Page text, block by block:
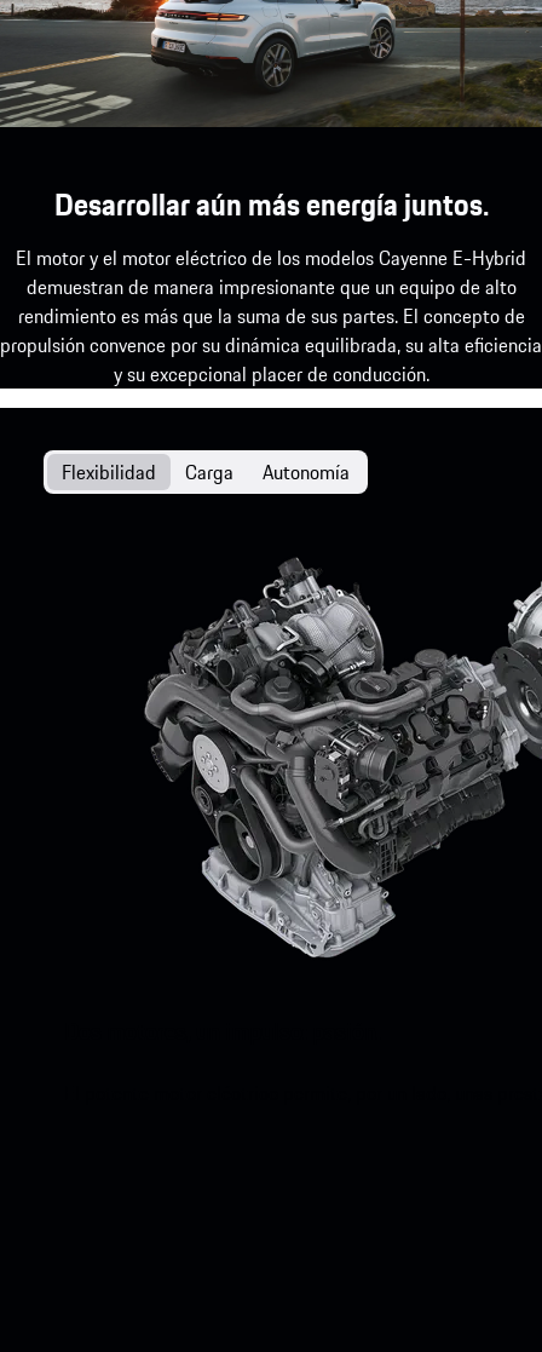
Desarrollar aún más energía juntos.
El motor y el motor eléctrico de los modelos Cayenne E-Hybrid
demuestran de manera impresionante que un equipo de alto
rendimiento es más que la suma de sus partes. El concepto de
propulsión convence por su dinámica equilibrada, su alta eficiencia
y su excepcional placer de conducción.
Flexibilidad Carga Autonomía